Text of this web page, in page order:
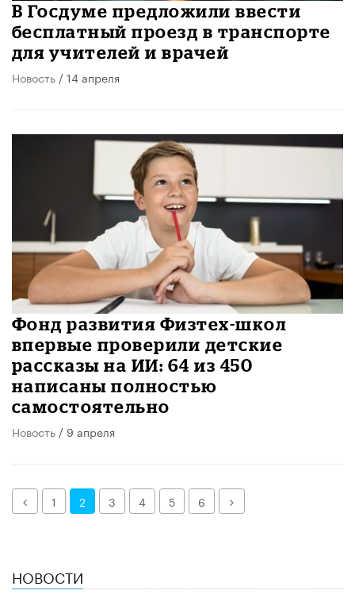
В Госдуме предложили ввести
бесплатный проезд в транспорте
для учителей и врачей
Новость / 14 апреля
Фонд развития Физтех-школ
впервые проверили детские
рассказы на ИИ: 64 из 450
написаны полностью
самостоятельно
Новость / 9 апреля
Назад1 2 3 4 5 6 Далее
НОВОСТИ